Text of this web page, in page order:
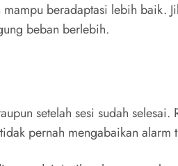
beradaptasi lebih
beban berlebih.
setelah sesi sudah
pernah mengabaikan